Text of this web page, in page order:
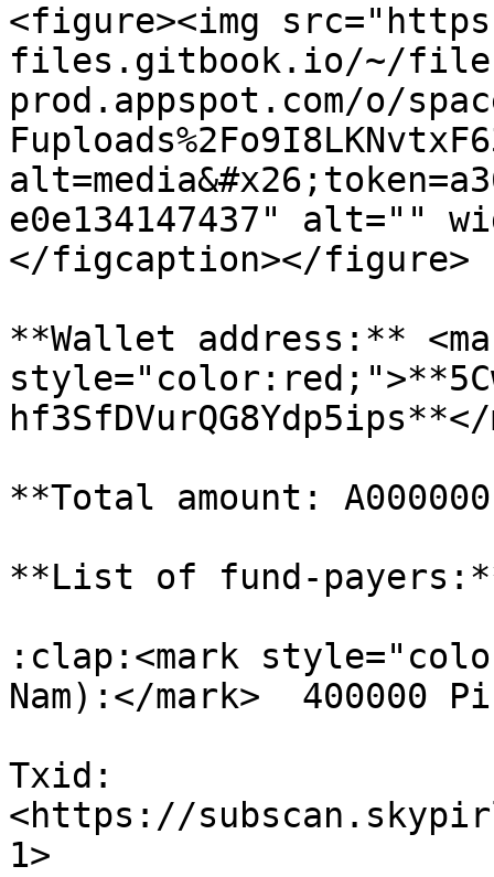
<figure><img
files.gitbook.io/~/
prod.appspot.com/o/
e0e134147437" alt=""
</figcaption></figure>
**Wallet address:**
**Total amount:
**List of fund-
:clap:<mark
Nam):</mark>  400000
Txid:
<https://
1>